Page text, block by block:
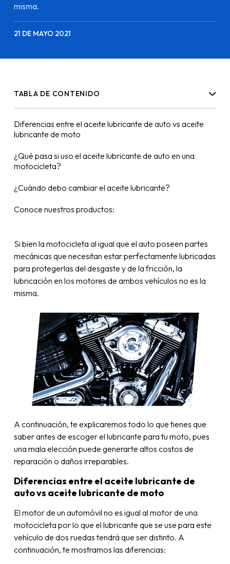
misma.
21 DE MAYO 2021
TABLA DE CONTENIDO
Diferencias entre el aceite lubricante de auto vs aceite
lubricante de moto
¿Qué pasa si uso el aceite lubricante de auto en una
motocicleta?
¿Cuándo debo cambiar el aceite lubricante?
Conoce nuestros productos:
Si bien la motocicleta al igual que el auto poseen partes
mecánicas que necesitan estar perfectamente lubricadas
para protegerlas del desgaste y de la fricción, la
lubricación en los motores de ambos vehículos no es la
misma.
A continuación, te explicaremos todo lo que tienes que
saber antes de escoger el lubricante para tu moto, pues
una mala elección puede generarte altos costos de
reparación o daños irreparables.
Diferencias entre el aceite lubricante de
auto vs aceite lubricante de moto
El motor de un automóvil no es igual al motor de una
motocicleta por lo que el lubricante que se use para este
vehículo de dos ruedas tendrá que ser distinto. A
continuación, te mostramos las diferencias: